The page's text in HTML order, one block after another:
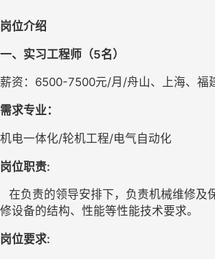
岗位介绍
一、 实习工程师 （5名）
薪资： 6500-7500元/月/舟山、上海、福
需求专业：
机电一体化/轮机工程/电气自动化
岗位职责:
在负责的领导安排下，负责机械维修及
修设备的结构、性能等性能技术要求。
岗位要求: